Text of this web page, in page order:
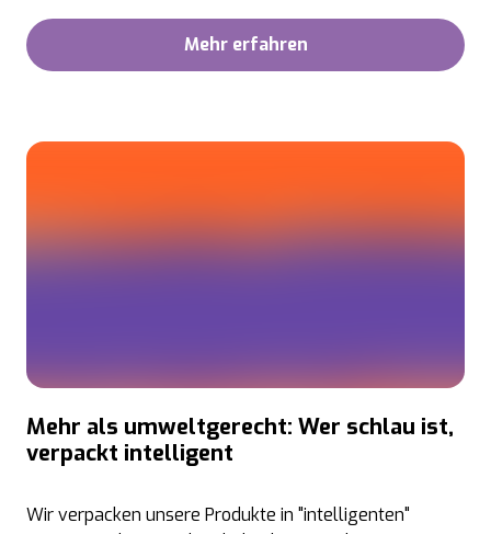
Mehr erfahren
Mehr als umweltgerecht: Wer schlau ist,
verpackt intelligent
Wir verpacken unsere Produkte in "intelligenten"